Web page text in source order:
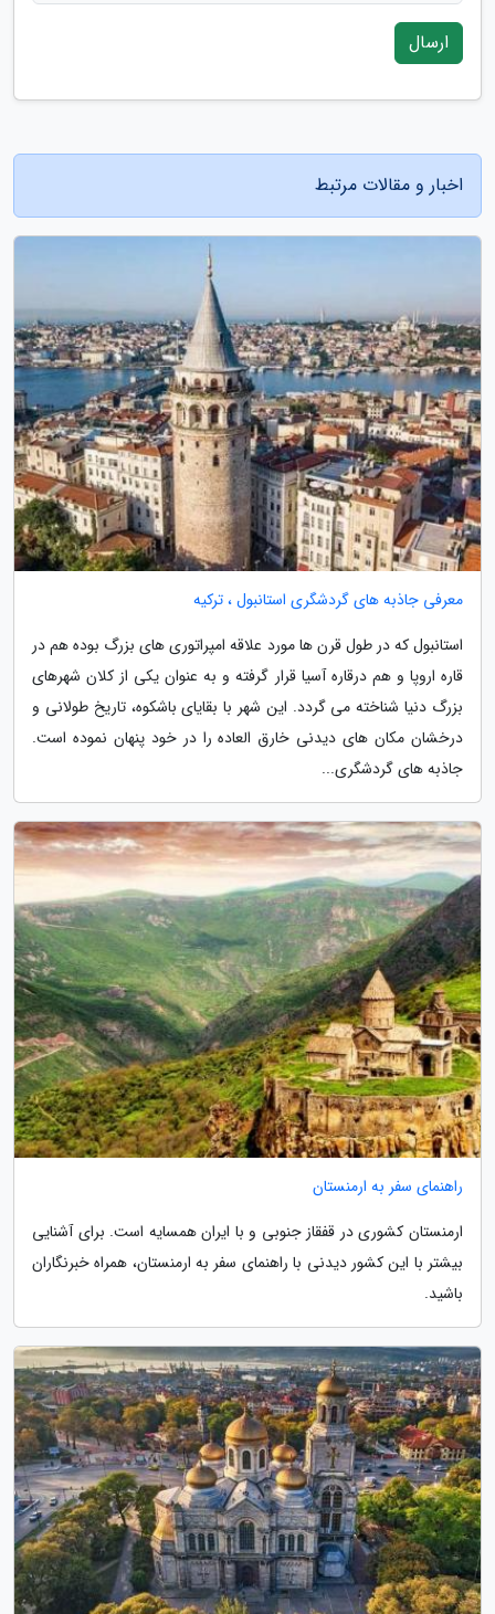
ارسال
اخبار و مقالات مرتبط
معرفی جاذبه های گردشگری استانبول ، ترکیه
استانبول که در طول قرن ها مورد علاقه امپراتوری های بزرگ بوده هم در
قاره اروپا و هم درقاره آسیا قرار گرفته و به عنوان یکی از کلان شهرهای
بزرگ دنیا شناخته می گردد. این شهر با بقایای باشکوه، تاریخ طولانی و
درخشان مکان های دیدنی خارق العاده را در خود پنهان نموده است.
جاذبه های گردشگری...
راهنمای سفر به ارمنستان
ارمنستان کشوری در قفقاز جنوبی و با ایران همسایه است. برای آشنایی
بیشتر با این کشور دیدنی با راهنمای سفر به ارمنستان، همراه خبرنگاران
باشید.